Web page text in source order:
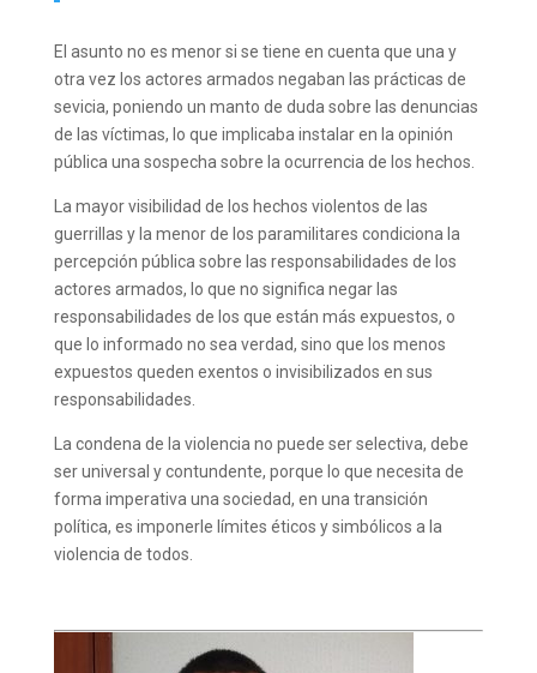
El asunto no es menor si se tiene en cuenta que una y
otra vez los actores armados negaban las prácticas de
sevicia, poniendo un manto de duda sobre las denuncias
de las víctimas, lo que implicaba instalar en la opinión
pública una sospecha sobre la ocurrencia de los hechos.
La mayor visibilidad de los hechos violentos de las
guerrillas y la menor de los paramilitares condiciona la
percepción pública sobre las responsabilidades de los
actores armados, lo que no significa negar las
responsabilidades de los que están más expuestos, o
que lo informado no sea verdad, sino que los menos
expuestos queden exentos o invisibilizados en sus
responsabilidades.
La condena de la violencia no puede ser selectiva, debe
ser universal y contundente, porque lo que necesita de
forma imperativa una sociedad, en una transición
política, es imponerle límites éticos y simbólicos a la
violencia de todos.